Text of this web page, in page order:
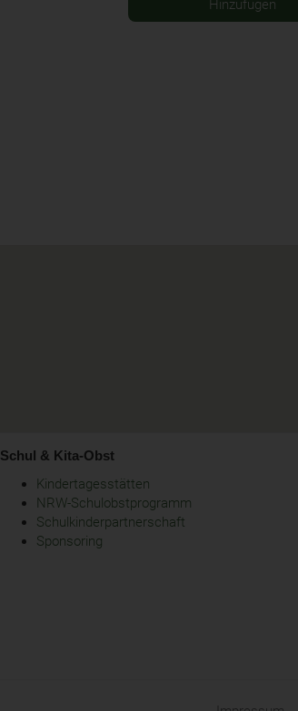
Hinzufügen
Schul & Kita-Obst
Kindertagesstätten
NRW-Schulobstprogramm
Schulkinderpartnerschaft
Sponsoring